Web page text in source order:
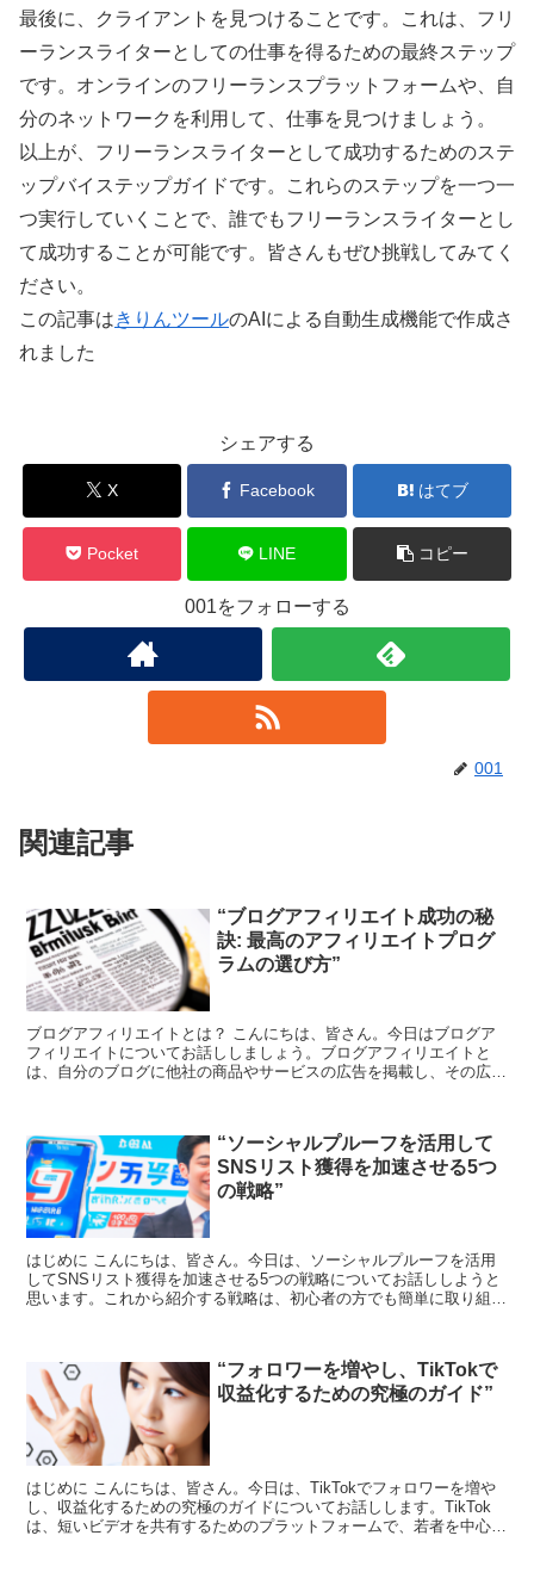
最後に、クライアントを見つけることです。これは、フリ
ーランスライターとしての仕事を得るための最終ステップ
です。オンラインのフリーランスプラットフォームや、自
分のネットワークを利用して、仕事を見つけましょう。
以上が、フリーランスライターとして成功するためのステ
ップバイステップガイドです。これらのステップを一つ一
つ実行していくことで、誰でもフリーランスライターとし
て成功することが可能です。皆さんもぜひ挑戦してみてく
ださい。
この記事はきりんツールのAIによる自動生成機能で作成さ
れました
シェアする
X Facebook はてブ
Pocket LINE コピー
001をフォローする
001
関連記事
“ブログアフィリエイト成功の秘
訣: 最高のアフィリエイトプログ
ラムの選び方”
ブログアフィリエイトとは？ こんにちは、皆さん。今日はブログア
フィリエイトについてお話ししましょう。ブログアフィリエイトと
は、自分のブログに他社の商品やサービスの広告を掲載し、その広告
“ソーシャルプルーフを活用して
SNSリスト獲得を加速させる5つ
の戦略”
はじめに こんにちは、皆さん。今日は、ソーシャルプルーフを活用
してSNSリスト獲得を加速させる5つの戦略についてお話ししようと
思います。これから紹介する戦略は、初心者の方でも簡単に取り組む
“フォロワーを増やし、TikTokで
収益化するための究極のガイド”
はじめに こんにちは、皆さん。今日は、TikTokでフォロワーを増や
し、収益化するための究極のガイドについてお話しします。TikTok
は、短いビデオを共有するためのプラットフォームで、若者を中心に